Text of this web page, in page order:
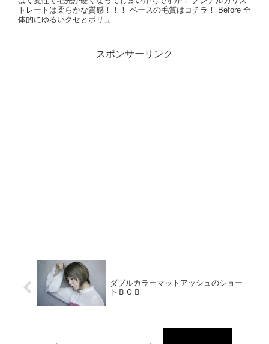
トレートは柔らかな質感！！！ ベースの毛質はコチラ！ Before 全
体的にゆるいクセとボリュ...
スポンサーリンク
ダブルカラーマットアッシュのショー
トＢＯＢ